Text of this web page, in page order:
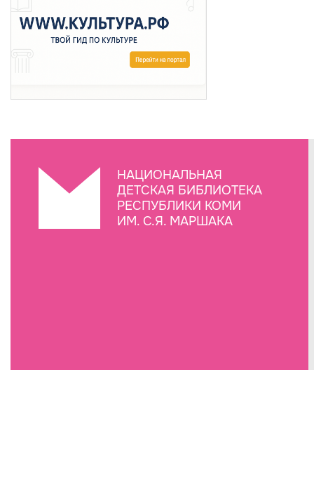
НАЦИОНАЛЬНАЯ
ДЕТСКАЯ БИБЛИОТЕКА
РЕСПУБЛИКИ КОМИ
ИМ. С.Я. МАРШАКА